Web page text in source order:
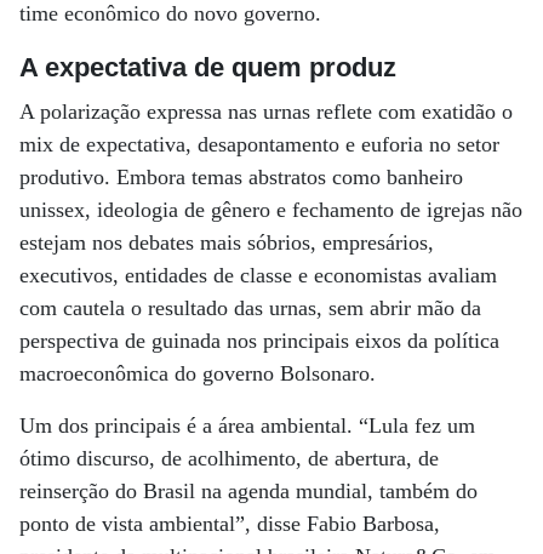
time econômico do novo governo.
A expectativa de quem produz
A polarização expressa nas urnas reflete com exatidão o
mix de expectativa, desapontamento e euforia no setor
produtivo. Embora temas abstratos como banheiro
unissex, ideologia de gênero e fechamento de igrejas não
estejam nos debates mais sóbrios, empresários,
executivos, entidades de classe e economistas avaliam
com cautela o resultado das urnas, sem abrir mão da
perspectiva de guinada nos principais eixos da política
macroeconômica do governo Bolsonaro.
Um dos principais é a área ambiental. “Lula fez um
ótimo discurso, de acolhimento, de abertura, de
reinserção do Brasil na agenda mundial, também do
ponto de vista ambiental”, disse Fabio Barbosa,